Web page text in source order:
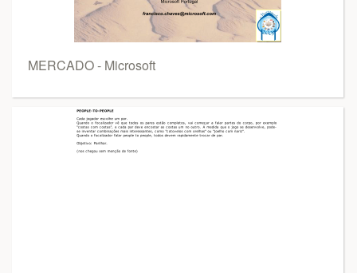
MERCADO - Microsoft